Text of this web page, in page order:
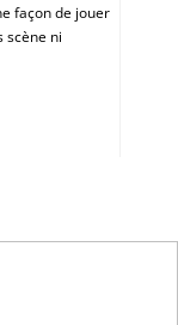
façon de jouer
scène ni